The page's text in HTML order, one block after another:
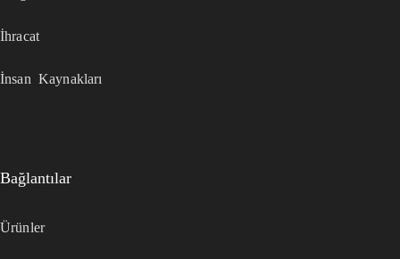
İhracat
İnsan Kaynakları
Bağlantılar
Ürünler